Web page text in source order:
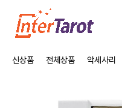
신상품 전체상품 악세사리